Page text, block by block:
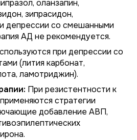
оланзапин,
зипрасидон,
депрессии со смешанными
АД не рекомендуется.
при депрессии со
(лития карбонат,
ламотриджин).
При резистентности к
стратегии
добавление АВП,